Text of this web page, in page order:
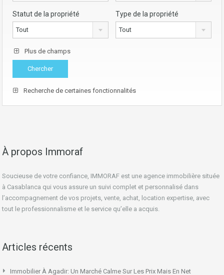
Statut de la propriété
Tout
Type de la propriété
Tout
Plus de champs
Recherche de certaines fonctionnalités
À propos Immoraf
Soucieuse de votre confiance, IMMORAF est une agence immobilière située
à Casablanca qui vous assure un suivi complet et personnalisé dans
l’accompagnement de vos projets, vente, achat, location expertise, avec
tout le professionnalisme et le service qu’elle a acquis.
Articles récents
Immobilier À Agadir: Un Marché Calme Sur Les Prix Mais En Net